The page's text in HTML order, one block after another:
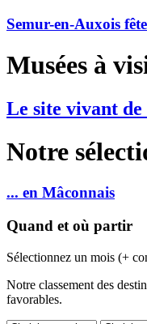
Semur-en-Auxois
Musées à
Le site vivant
Notre
... en Mâconnais
Quand et où partir
Sélectionnez un mois (+
Notre classement des
favorables.